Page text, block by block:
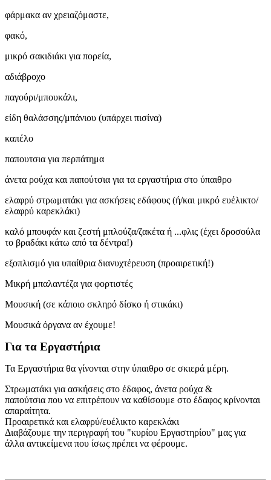
φάρμακα αν χρειαζόμαστε,
φακό,
μικρό σακιδιάκι για πορεία,
αδιάβροχο
παγούρι/μπουκάλι,
είδη θαλάσσης/μπάνιου (υπάρχει πισίνα)
καπέλο
παπουτσια για περπάτημα
άνετα ρούχα και παπούτσια για τα εργαστήρια στο ύπαιθρο
ελαφρύ στρωματάκι για ασκήσεις εδάφους (ή/και μικρό ευέλικτο/
ελαφρύ καρεκλάκι)
καλό μπουφάν και ζεστή μπλούζα/ζακέτα ή ...φλις (έχει δροσούλα
το βραδάκι κάτω από τα δέντρα!)
εξοπλισμό για υπαίθρια διανυχτέρευση (προαιρετική!)
Μικρή μπαλαντέζα για φορτιστές
Μουσική (σε κάποιο σκληρό δίσκο ή στικάκι)
Μουσικά όργανα αν έχουμε!
Για τα Εργαστήρια
Τα Εργαστήρια θα γίνονται στην ύπαιθρο σε σκιερά μέρη.
Στρωματάκι για ασκήσεις στο έδαφος, άνετα ρούχα &
παπούτσια που να επιτρέπουν να καθίσουμε στο έδαφος κρίνονται
απαραίτητα.
Προαιρετικά και ελαφρύ/ευέλικτο καρεκλάκι
Διαβάζουμε την περιγραφή του "κυρίου Εργαστηρίου" μας για
άλλα αντικείμενα που ίσως πρέπει να φέρουμε.